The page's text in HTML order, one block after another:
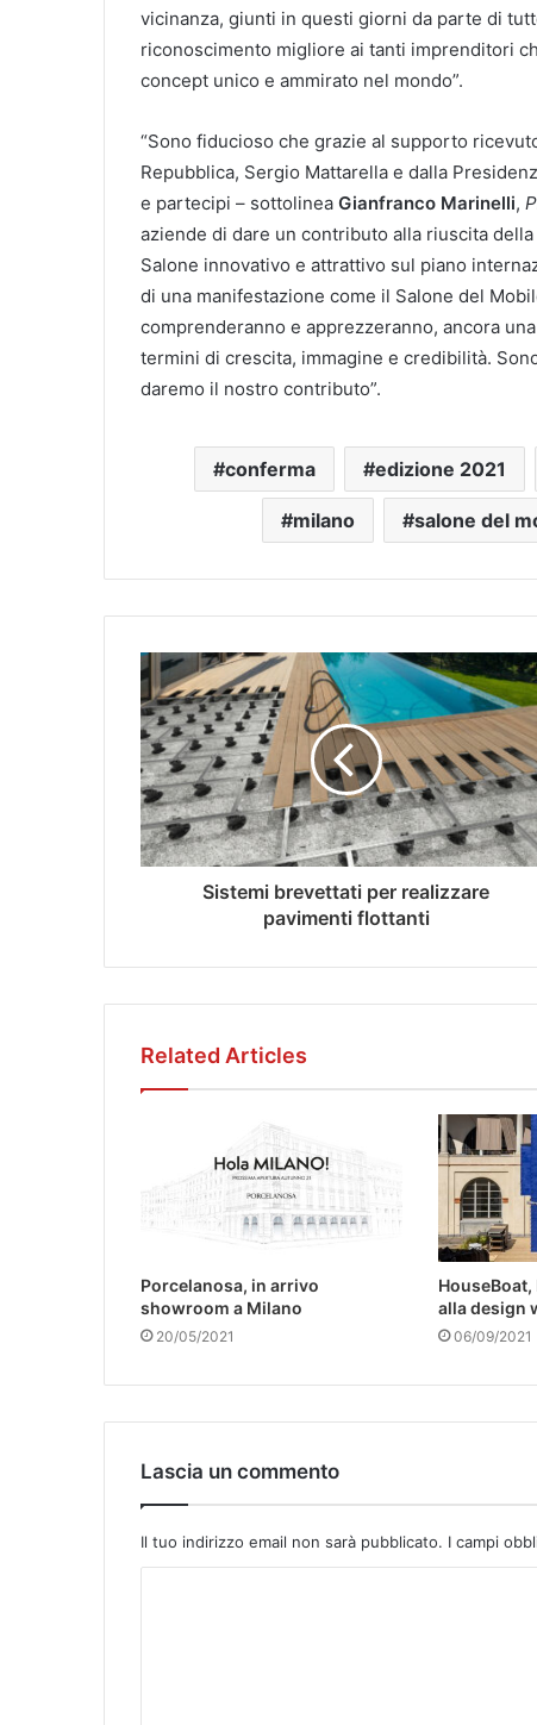
vicinanza, giunti in questi giorni da parte di
riconoscimento migliore ai tanti imprenditori
concept unico e ammirato nel mondo”.
“Sono fiducioso che grazie al supporto
Repubblica, Sergio Mattarella e dalla
e partecipi – sottolinea Gianfranco Marinelli,
aziende di dare un contributo alla riuscita
Salone innovativo e attrattivo sul piano
di una manifestazione come il Salone del
comprenderanno e apprezzeranno, ancora
termini di crescita, immagine e credibilità.
daremo il nostro contributo”.
conferma edizione 2021
milano salone del
Sistemi brevettati per realizzare
pavimenti flottanti
Related Articles
Porcelanosa, in arrivo
showroom a Milano
20/05/2021
alla design
06/09/2021
Lascia un commento
Il tuo indirizzo email non sarà pubblicato. I campi